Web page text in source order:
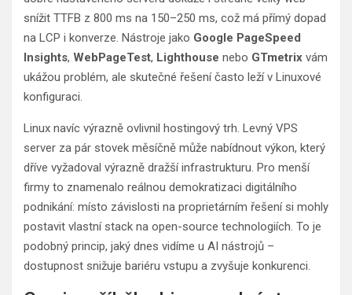
snížit TTFB z 800 ms na 150–250 ms, což má přímý dopad
na LCP i konverze. Nástroje jako Google PageSpeed
Insights, WebPageTest, Lighthouse nebo GTmetrix vám
ukážou problém, ale skutečné řešení často leží v Linuxové
konfiguraci.
Linux navíc výrazně ovlivnil hostingový trh. Levný VPS
server za pár stovek měsíčně může nabídnout výkon, který
dříve vyžadoval výrazně dražší infrastrukturu. Pro menší
firmy to znamenalo reálnou demokratizaci digitálního
podnikání: místo závislosti na proprietárním řešení si mohly
postavit vlastní stack na open-source technologiích. To je
podobný princip, jaký dnes vidíme u AI nástrojů –
dostupnost snižuje bariéru vstupu a zvyšuje konkurenci.